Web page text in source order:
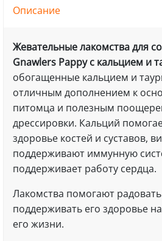
Описание
Жевательные лакомства для
Gnawlers Pappy с кальцием и
обогащенные кальцием и
отличным дополнением к
питомца и полезным
дрессировки. Кальций
здоровье костей и суставов,
поддерживают иммунную
поддерживает работу сердца.
Лакомства помогают
поддерживать его здоровье
его жизни.